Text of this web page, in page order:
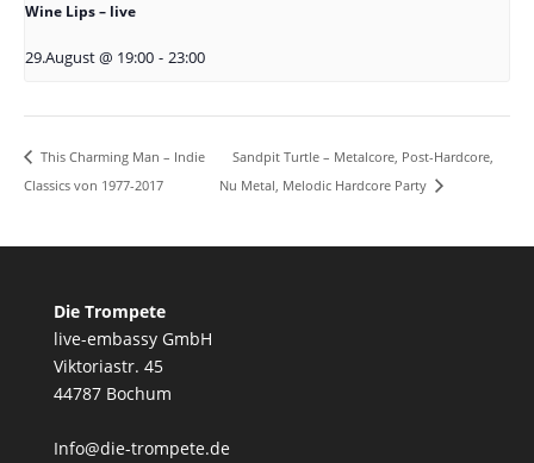
Wine Lips – live
29.August @ 19:00 - 23:00
This Charming Man – Indie
Classics von 1977-2017
Sandpit Turtle – Metalcore, Post-Hardcore,
Nu Metal, Melodic Hardcore Party
Die Trompete
live-embassy GmbH
Viktoriastr. 45
44787 Bochum
Info@die-trompete.de